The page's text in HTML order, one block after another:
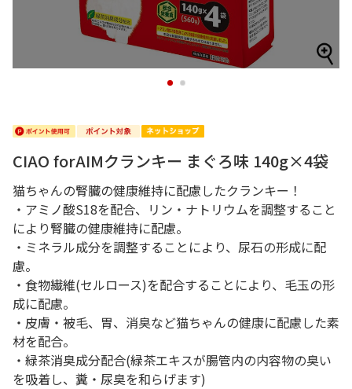
1 2
CIAO forAIMクランキー まぐろ味 140g×4袋
猫ちゃんの腎臓の健康維持に配慮したクランキー！
・アミノ酸S18を配合、リン・ナトリウムを調整すること
により腎臓の健康維持に配慮。
・ミネラル成分を調整することにより、尿石の形成に配
慮。
・食物繊維(セルロース)を配合することにより、毛玉の形
成に配慮。
・皮膚・被毛、胃、消臭など猫ちゃんの健康に配慮した素
材を配合。
・緑茶消臭成分配合(緑茶エキスが腸管内の内容物の臭い
を吸着し、糞・尿臭を和らげます)